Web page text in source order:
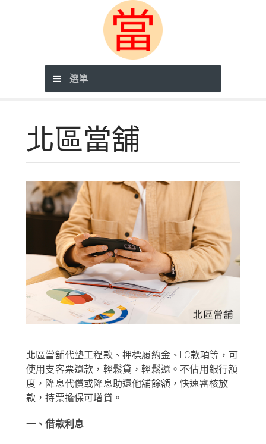
選單
北區當舖
北區當舖代墊工程款、押標履約金、LC款項等，可
使用支客票還款，輕鬆貸，輕鬆還。不佔用銀行額
度，降息代償或降息助還他舖餘額，快速審核放
款，持票擔保可增貸。
一、借款利息